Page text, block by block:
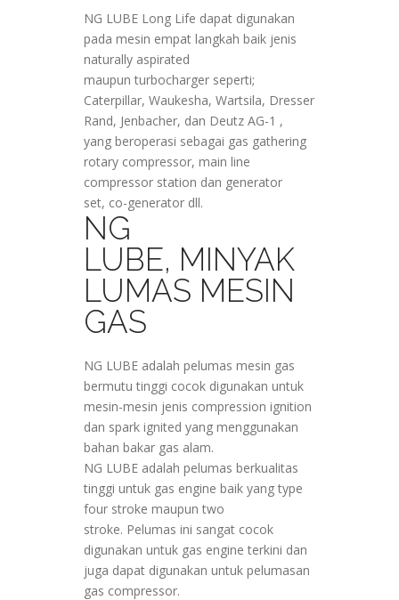
NG LUBE Long Life dapat digunakan
pada mesin empat langkah baik jenis
naturally aspirated
maupun turbocharger seperti;
Caterpillar, Waukesha, Wartsila, Dresser
Rand, Jenbacher, dan Deutz AG-1 ,
yang beroperasi sebagai gas gathering
rotary compressor, main line
compressor station dan generator
set, co-generator dll.
NG
LUBE, MINYAK
LUMAS MESIN
GAS
NG LUBE adalah pelumas mesin gas
bermutu tinggi cocok digunakan untuk
mesin-mesin jenis compression ignition
dan spark ignited yang menggunakan
bahan bakar gas alam.
NG LUBE adalah pelumas berkualitas
tinggi untuk gas engine baik yang type
four stroke maupun two
stroke. Pelumas ini sangat cocok
digunakan untuk gas engine terkini dan
juga dapat digunakan untuk pelumasan
gas compressor.